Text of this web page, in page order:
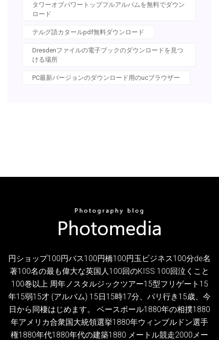
タワーオブパワートップフルアルバムを無料でダウン
ロード
テルグ語カタールpdf無料ダウンロード
Dresdenファイルの電子ブックのダウンロードを見つ
ける場所
PC最新バージョンのダウンロード用のucブラウザー
円ショップ100円バス100円橋100円玉ビジネス100分de名
著100名の最も偉大な英国人100回のKISS 100回泣くこと
100巻以上 周年ノスタルジックツアー15型フリゲート15
年15弱15才 (アルバム) 15日15時17分、パリ行き15歳、今
日から同棲はじめます。 ベースボール1880年の相撲1880
年アメリカ合衆国大統領選挙1880年ウィンブルドン選手
権1880年代1880年代の建築1880 メートル競走2000メー